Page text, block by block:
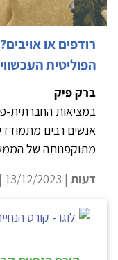
רודפים או
הפוליטית
ברק פיק
אנשים רבים
מתוקפנותה של
דעות | 13/12/2023 |